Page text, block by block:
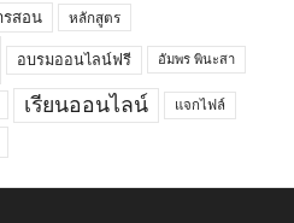
รสอน หลักสูตร
อบรมออนไลน์ฟรี อัมพร พินะสา
เรียนออนไลน์ แจกไฟล์